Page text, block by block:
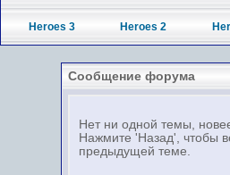
Heroes 3 Heroes 2
Сообщение форума
Нет ни одной темы,
Нажмите 'Назад', чтобы
предыдущей теме.